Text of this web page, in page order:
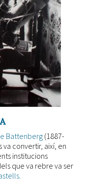
Battenberg(1887-
va convertir, així, en
institucions
que va rebre va ser